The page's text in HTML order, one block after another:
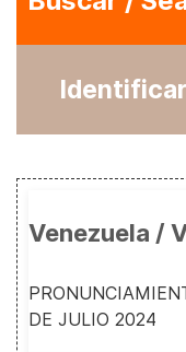
Venezuela /
DE JULIO 2024